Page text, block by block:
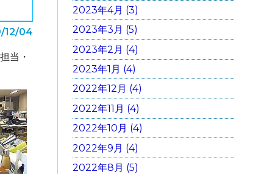
12/04
当・
2023年4月 (3)
2023年3月 (5)
2023年2月 (4)
2023年1月 (4)
2022年12月 (4)
2022年11月 (4)
2022年10月 (4)
2022年9月 (4)
2022年8月 (5)